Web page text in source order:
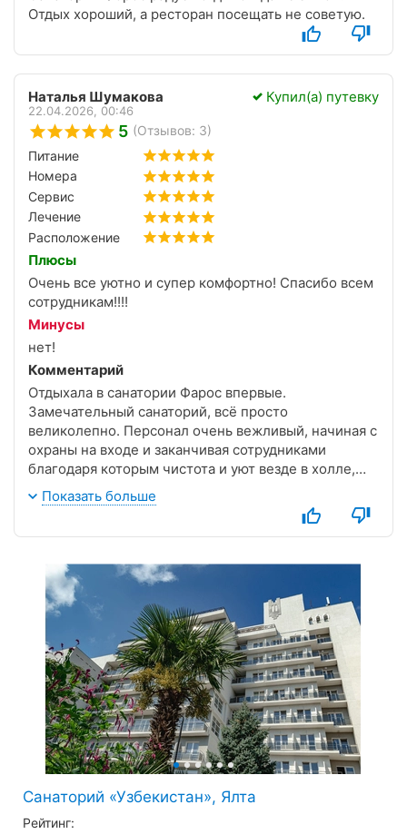
Отдых хороший, а ресторан посещать не советую.
Наталья Шумакова Купил(а) путевку
22.04.2026, 00:46
5 (Отзывов: 3)
Питание
Номера
Сервис
Лечение
Расположение
Плюсы
Очень все уютно и супер комфортно! Спасибо всем
сотрудникам!!!!
Минусы
нет!
Комментарий
Отдыхала в санатории Фарос впервые.
Замечательный санаторий, всё просто
великолепно. Персонал очень вежливый, начиная с
охраны на входе и заканчивая сотрудниками
благодаря которым чистота и уют везде в холле,
номерах, бассейне, в парке. Везде уют, чистота,
прекрасная кухня. Впечатлило, что на территории
парка расположены детские площадки, места для
попробовать вкусное мороженое! На территории
парка чтут память о героях войны, ухоженные
памятники с именами тех, кто защищал нашу землю
от фашизма. В путёвку включены посещения
врачей, всё в удобное для Вас время, быстро и
качественно. Прекрасное место для отдыха, море,
чистейший воздух, бассейн, кинотеатр, все для Вас.
Мне очень понравилось, рекомендую!!!!!
Показать больше
Санаторий «Узбекистан», Ялта
Рейтинг: